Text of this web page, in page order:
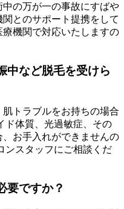
の万が一の事故にすばや
とのサポート提携をして
機関で対応いたしますの
中など脱毛を受けら
トラブルをお持ちの場合
ド体質、光過敏症、その
お手入れができませんの
ンスタッフにご相談くだ
要ですか？